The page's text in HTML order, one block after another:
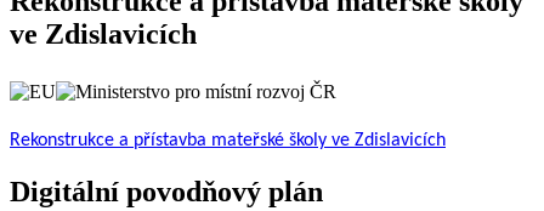
ve Zdislavicích
Rekonstrukce a přístavba mateřské školy ve Zdislavicích
Digitální povodňový plán